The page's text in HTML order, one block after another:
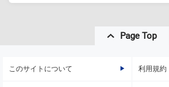
Page Top
このサイトについて 利用規約